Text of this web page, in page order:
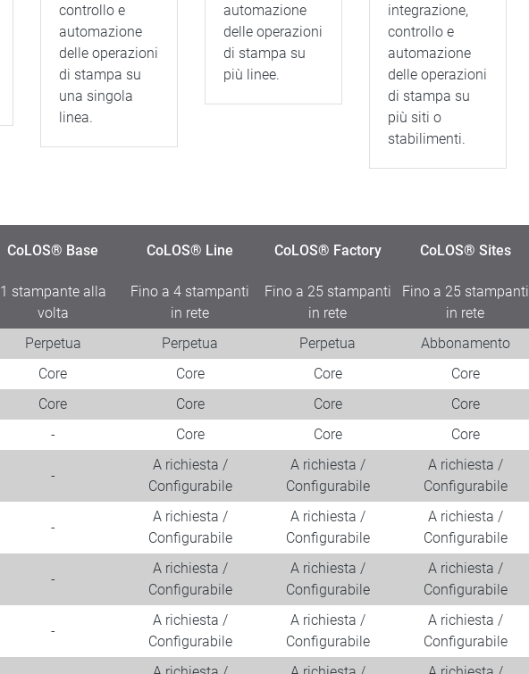
controllo e
automazione
delle operazioni
di stampa su
una singola
linea.
automazione
delle operazioni
di stampa su
più linee.
integrazione,
controllo e
automazione
delle operazioni
di stampa su
più siti o
stabilimenti.
CoLOS® Base CoLOS® Line CoLOS® Factory CoLOS® Sites
1 stampante alla
volta
Fino a 4 stampanti
in rete
Fino a 25 stampanti
in rete
Fino a 25 stampanti
in rete
Perpetua Perpetua Perpetua Abbonamento
Core Core Core Core
Core Core Core Core
- Core Core Core
-
A richiesta /
Configurabile
A richiesta /
Configurabile
A richiesta /
Configurabile
-
A richiesta /
Configurabile
A richiesta /
Configurabile
A richiesta /
Configurabile
-
A richiesta /
Configurabile
A richiesta /
Configurabile
A richiesta /
Configurabile
-
A richiesta /
Configurabile
A richiesta /
Configurabile
A richiesta /
Configurabile